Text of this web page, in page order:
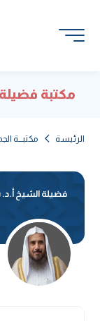
مكتبة
الرئيسة مكتبـــة
فضيلة الشيخ أ.د.